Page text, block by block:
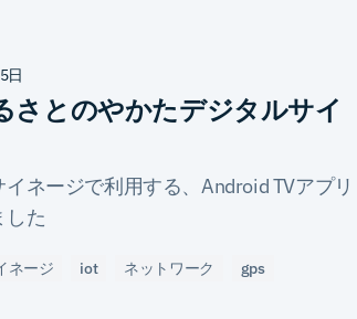
日
さとのやかたデジタルサイ
ネージで利用する、Android TVアプリ
した
ネージ iot ネットワーク gps